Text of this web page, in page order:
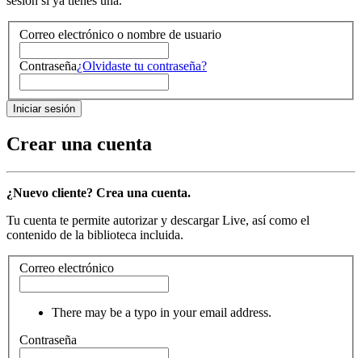
Correo electrónico o nombre de usuario
Contraseña¿Olvidaste tu contraseña?
Crear una cuenta
¿Nuevo cliente? Crea una cuenta.
Tu cuenta te permite autorizar y descargar Live, así como el
contenido de la biblioteca incluida.
Correo electrónico
There may be a typo in your email address.
Contraseña